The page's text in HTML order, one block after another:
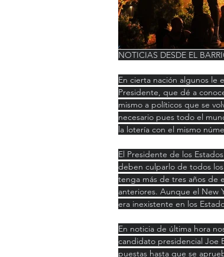
NOTICIAS DESDE EL
En cierta nación algunos le
Presidente, que dé a
mismo a políticos que se
necesario pues todo el
la lotería con el mismo
El Presidente de los
deben culparlo de todos
tenga más de tres años de
anteriores. Aunque el New
era inexistente en los
En noticia de última hora
candidato presidencial Joe
puestas hasta que se